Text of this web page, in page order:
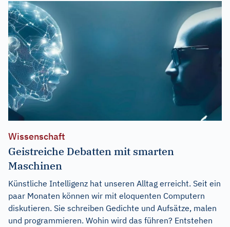
Wissenschaft
Geistreiche Debatten mit smarten
Maschinen
Künstliche Intelligenz hat unseren Alltag erreicht. Seit ein
paar Monaten können wir mit eloquenten Computern
diskutieren. Sie schreiben Gedichte und Aufsätze, malen
und programmieren. Wohin wird das führen? Entstehen